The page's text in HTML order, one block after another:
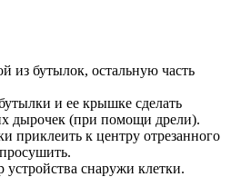
из бутылок, остальную часть
и ее крышке сделать
дырочек (при помощи дрели).
приклеить к центру отрезанного
устройства снаружи клетки.